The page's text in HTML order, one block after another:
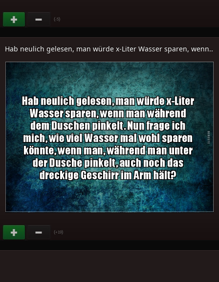
(-5)
Hab neulich gelesen, man würde x-Liter Wasser sparen, wenn..
(+19)